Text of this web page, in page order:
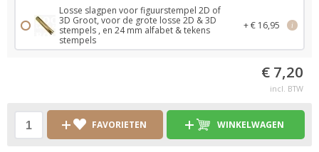
Losse slagpen voor figuurstempel 2D of
3D Groot, voor de grote losse 2D & 3D
stempels , en 24 mm alfabet & tekens
stempels
+ € 16,95 i
€ 7,20
incl. BTW
FAVORIETEN WINKELWAGEN